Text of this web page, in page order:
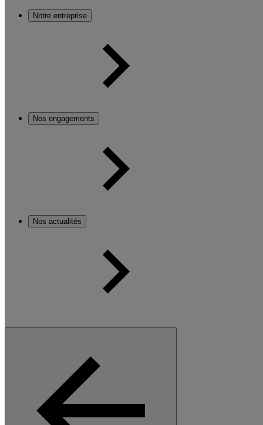
Notre entreprise
Nos engagements
Nos actualités